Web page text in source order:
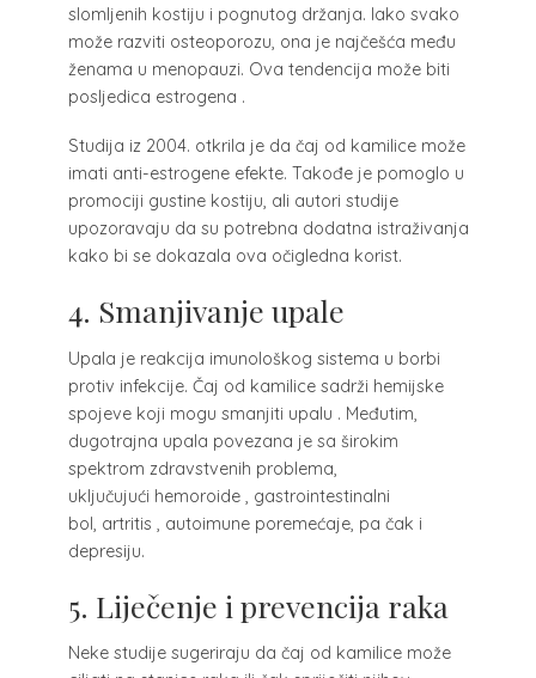
slomljenih kostiju i pognutog držanja. Iako svako
može razviti osteoporozu, ona je najčešća među
ženama u menopauzi. Ova tendencija može biti
posljedica estrogena .
Studija iz 2004. otkrila je da čaj od kamilice može
imati anti-estrogene efekte. Takođe je pomoglo u
promociji gustine kostiju, ali autori studije
upozoravaju da su potrebna dodatna istraživanja
kako bi se dokazala ova očigledna korist.
4. Smanjivanje upale
Upala je reakcija imunološkog sistema u borbi
protiv infekcije. Čaj od kamilice sadrži hemijske
spojeve koji mogu smanjiti upalu . Međutim,
dugotrajna upala povezana je sa širokim
spektrom zdravstvenih problema,
uključujući hemoroide , gastrointestinalni
bol, artritis , autoimune poremećaje, pa čak i
depresiju.
5. Liječenje i prevencija raka
Neke studije sugeriraju da čaj od kamilice može